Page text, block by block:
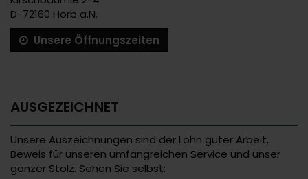
D-72160 Horb a.N.
Unsere Öffnungszeiten
AUSGEZEICHNET
Unsere Auszeichnungen sind der Lohn guter Arbeit,
Beweis für unseren umfangreichen Service und unser
ganzer Stolz. Sehen Sie selbst: